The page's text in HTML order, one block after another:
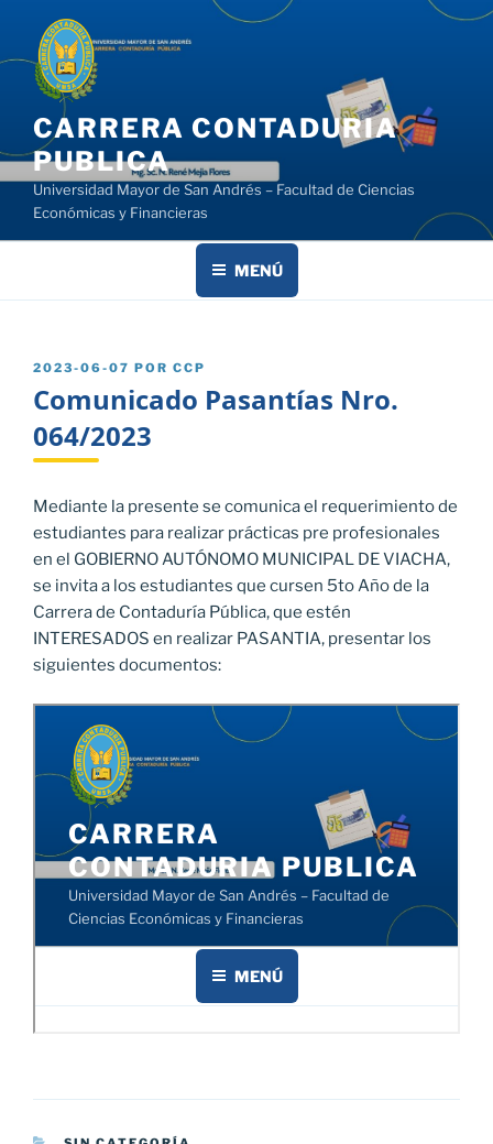
contenido
CARRERA CONTADURIA
PUBLICA
Universidad Mayor de San Andrés – Facultad de Ciencias
Económicas y Financieras
MENÚ
PUBLICADO
2023-06-07 POR CCP
Comunicado Pasantías Nro.
064/2023
Mediante la presente se comunica el requerimiento de
estudiantes para realizar prácticas pre profesionales
en el GOBIERNO AUTÓNOMO MUNICIPAL DE VIACHA,
se invita a los estudiantes que cursen 5to Año de la
Carrera de Contaduría Pública, que estén
INTERESADOS en realizar PASANTIA, presentar los
siguientes documentos: